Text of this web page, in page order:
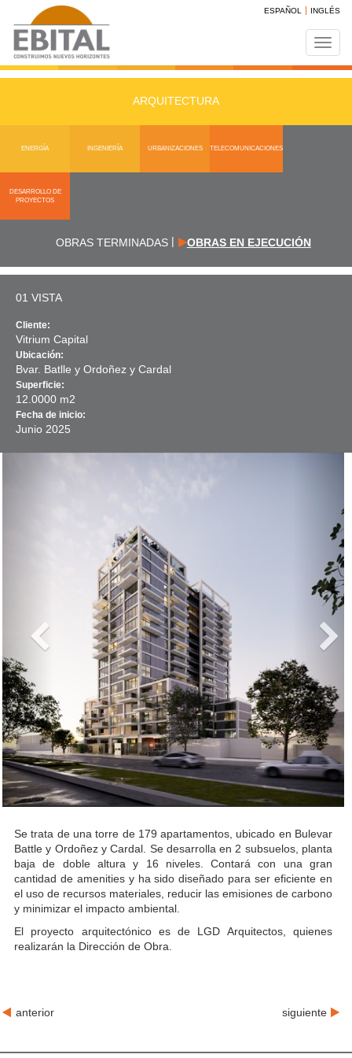
ESPAÑOL INGLÉS
ARQUITECTURA
ENERGÍA INGENIERÍA URBANIZACIONES TELECOMUNICACIONES
DESARROLLO DE
PROYECTOS
OBRAS TERMINADAS| OBRAS EN EJECUCIÓN
01 VISTA
Cliente:
Vitrium Capital
Ubicación:
Bvar. Batlle y Ordoñez y Cardal
Superficie:
12.0000 m2
Fecha de inicio:
Junio 2025
Se trata de una torre de 179 apartamentos, ubicado en Bulevar
Battle y Ordoñez y Cardal. Se desarrolla en 2 subsuelos, planta
baja de doble altura y 16 niveles. Contará con una gran
cantidad de amenities y ha sido diseñado para ser eficiente en
el uso de recursos materiales, reducir las emisiones de carbono
y minimizar el impacto ambiental.
El proyecto arquitectónico es de LGD Arquitectos, quienes
realizarán la Dirección de Obra.
anterior siguiente